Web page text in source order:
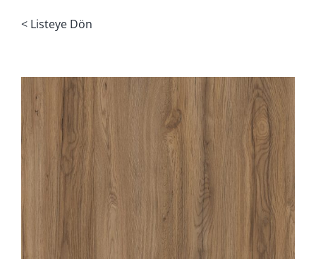
< Listeye Dön